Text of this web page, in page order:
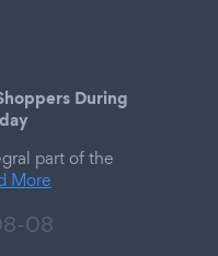
During
part of the
More
08